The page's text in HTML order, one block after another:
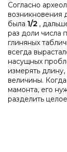
Согласно
возникновения
была 1/2 ,
раз доли числа
глиняных
всегда
насущных
измерять
величины.
мамонта, его
разделить